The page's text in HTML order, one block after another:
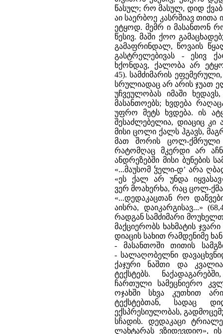
წასულ; რო მასულ, დიდ ქვაბ
აი საერბოე კასრშიავ თითა
ეტყოდ. მემრ ი მასანთონ
წესივ. მაში ქოო
გამაფრინდალ, წოვაის
გასტრელებივას - ესივ
ხქონდავ, ქალობა არ
45). სამძიმარის
სრულიადაც არ არის ჯუათ
უჩვეულობას იმაში
მასანთოებს; ხვდება
უფრო მეტს ხვდება. ის
შესაძლებელია, დიაციც კი
მისი ცოლი ქალს ჰგავს,
მათ შორის ცოლ-
რატომღაც მკერდი არ
ანდრეზებში მისი ბუნების
«...მაუსომ ჴელი-დ’ არა
«ეს ქალ არ უნდა
ვერ მოახერხა, რაც ცოლ-
«...დედაკაცთან რო
აისრა, დაიკარგისავ...»
რადგან სამძიმარი
მაქციერობს ხახმატის
დიაცის სახით რამდენიმე
- მასანთოში თითის
- სალაღობელნი
ქაჯური ნაშთი და
ტექსტებს.
ჩართული სამეცნიერო
ოჯახში სხვა კუთხით
ტექსტებთან, სადაც
ექსპრესიულობას,
სჩადის. დედაკაცი
ლახტარას ვზიდევდიო»,